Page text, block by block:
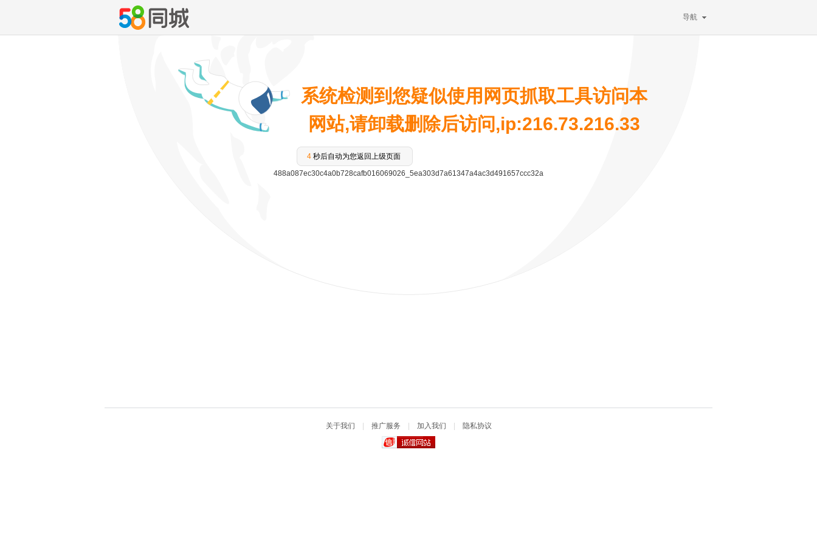
导航
系统检测到您疑似使用网页抓取工具访问本
网站,请卸载删除后访问,ip:216.73.216.33
4 秒后自动为您返回上级页面
488a087ec30c4a0b728cafb016069026_5ea303d7a61347a4ac3d491657ccc32a
关于我们 推广服务 加入我们 隐私协议